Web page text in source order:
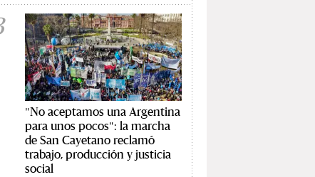
"No aceptamos una Argentina
para unos pocos": la marcha
de San Cayetano reclamó
trabajo, producción y justicia
social